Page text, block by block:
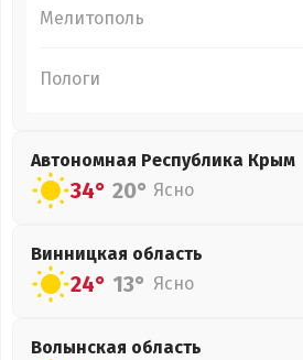
Мелитополь
Пологи
Автономная Республика Крым
34° 20° Ясно
Винницкая область
24° 13° Ясно
Волынская область